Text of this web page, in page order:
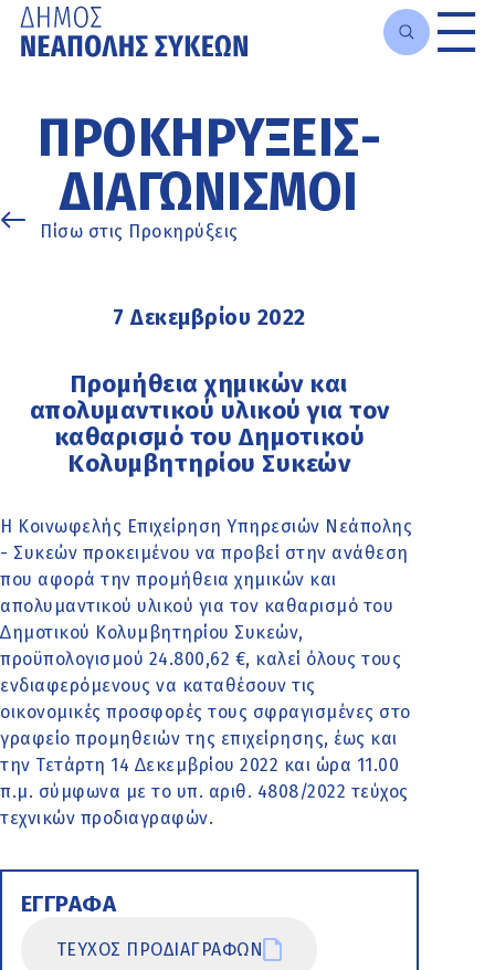
κυρίως
περιεχόμενο
ΠΡΟΚΗΡΎΞΕΙΣ-
ΔΙΑΓΩΝΙΣΜΟΊ
Πίσω στις Προκηρύξεις
7 Δεκεμβρίου 2022
Προµήθεια χηµικών και
απολυµαντικού υλικού για τον
καθαρισµό του Δηµοτικού
Κολυµβητηρίου Συκεών
Η Κοινωφελής Επιχείρηση Υπηρεσιών Νεάπολης
- Συκεών προκειµένου να προβεί στην ανάθεση
που αφορά την προµήθεια χηµικών και
απολυµαντικού υλικού για τον καθαρισµό του
∆ηµοτικού Κολυµβητηρίου Συκεών,
προϋπολογισµού 24.800,62 €, καλεί όλους τους
ενδιαφερόµενους να καταθέσουν τις
οικονοµικές προσφορές τους σφραγισµένες στο
γραφείο προµηθειών της επιχείρησης, έως και
την Τετάρτη 14 ∆εκεµβρίου 2022 και ώρα 11.00
π.µ. σύµφωνα µε το υπ. αριθ. 4808/2022 τεύχος
τεχνικών προδιαγραφών.
ΕΓΓΡΑΦΑ
ΤΕΥΧΟΣ ΠΡΟΔΙΑΓΡΑΦΩΝ